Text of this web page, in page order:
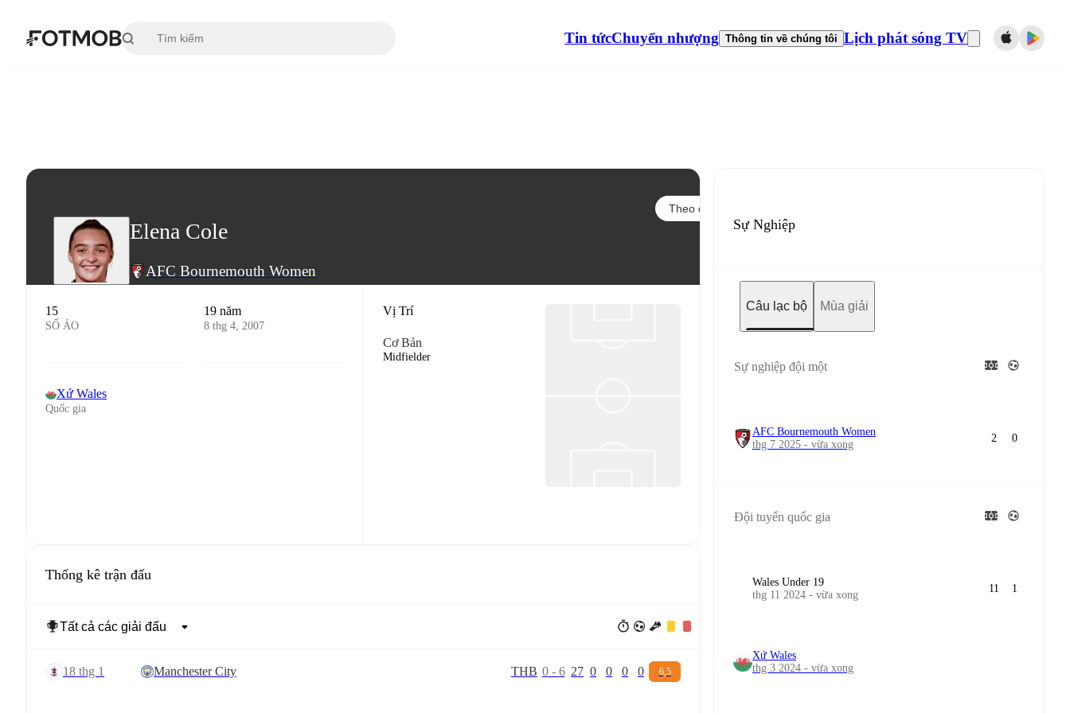
Tin tứcChuyển nhượng Thông tin về chúng tôi Lịch phát sóng TV
Elena Cole
AFC Bournemouth Women
Theo dõi
15
SỐ ÁO
19 năm
8 thg 4, 2007
Xứ Wales
Quốc gia
Vị Trí
Cơ Bản
Midfielder
Thống kê trận đấu
18 thg 1 Manchester City THB 0- 6 27 0 0 0 0 6,5
Sự Nghiệp
Câu lạc bộ Mùa giải
Sự nghiệp đội một
AFC Bournemouth Women
thg 7 2025 - vừa xong
2 0
Đội tuyển quốc gia
Wales Under 19
thg 11 2024 - vừa xong
11 1
Xứ Wales
thg 3 2024 - vừa xong